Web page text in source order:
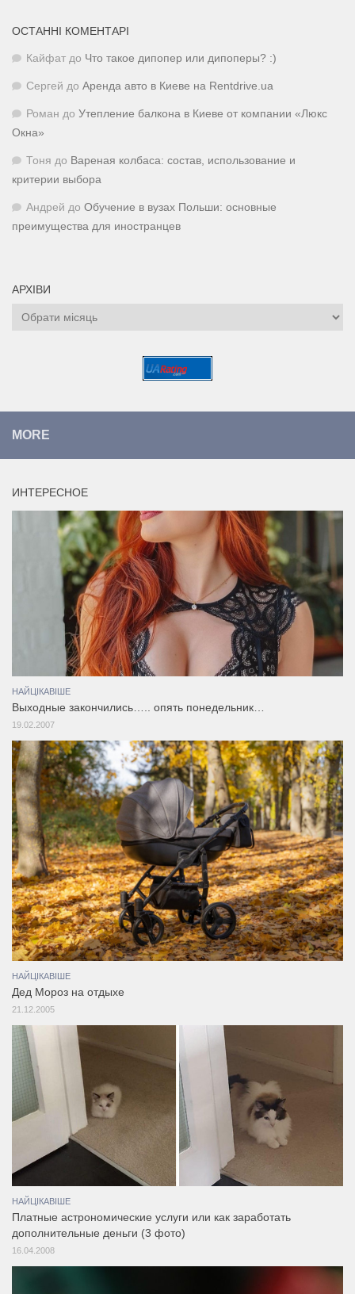
ОСТАННІ КОМЕНТАРІ
Кайфат до Что такое дипопер или дипоперы? :)
Сергей до Аренда авто в Киеве на Rentdrive.ua
Роман до Утепление балкона в Киеве от компании «Люкс
Окна»
Тоня до Вареная колбаса: состав, использование и
критерии выбора
Андрей до Обучение в вузах Польши: основные
преимущества для иностранцев
АРХІВИ
Архіви
MORE
ИНТЕРЕСНОЕ
НАЙЦІКАВІШЕ
Выходные закончились….. опять понедельник…
19.02.2007
НАЙЦІКАВІШЕ
Дед Мороз на отдыхе
21.12.2005
НАЙЦІКАВІШЕ
Платные астрономические услуги или как заработать
дополнительные деньги (3 фото)
16.04.2008